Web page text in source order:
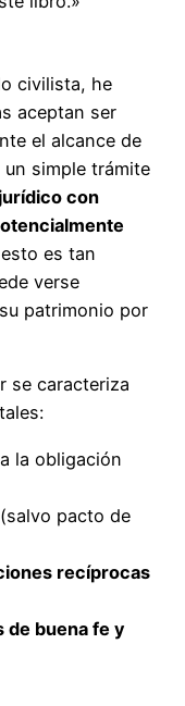
civilista, he
aceptan ser
el alcance de
simple trámite
con
es tan
verse
patrimonio por
se caracteriza
a la obligación
(salvo pacto de
recíprocas
de buena fe y